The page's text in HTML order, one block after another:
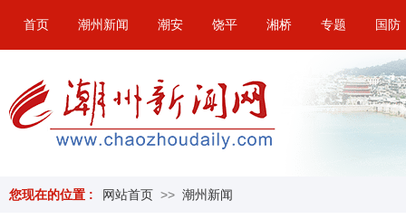
首页 潮州新闻 潮安 饶平 湘桥 专题 国防
您现在的位置 : 网站首页 >> 潮州新闻